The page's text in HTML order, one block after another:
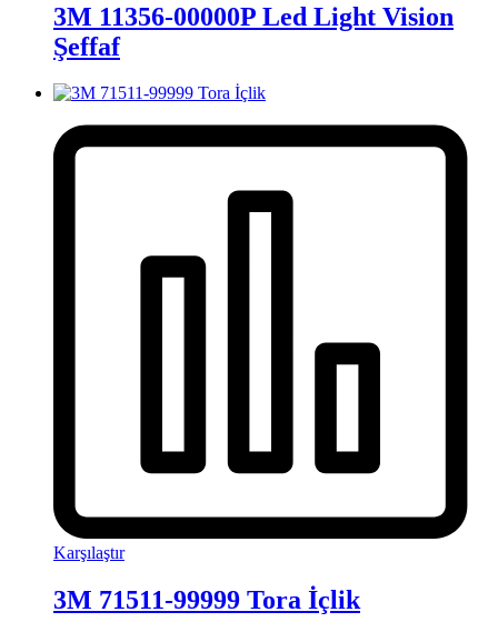
3M 11356-00000P Led Light Vision
Şeffaf
Karşılaştır
3M 71511-99999 Tora İçlik